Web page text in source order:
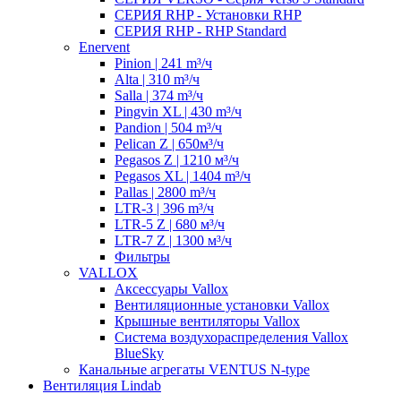
СЕРИЯ RHP - Установки RHP
СЕРИЯ RHP - RHP Standard
Enervent
Pinion | 241 m³/ч
Alta | 310 m³/ч
Salla | 374 m³/ч
Pingvin XL | 430 m³/ч
Pandion | 504 m³/ч
Pelican Z | 650м³/ч
Pegasos Z | 1210 м³/ч
Pegasos XL | 1404 m³/ч
Pallas | 2800 m³/ч
LTR-3 | 396 m³/ч
LTR-5 Z | 680 м³/ч
LTR-7 Z | 1300 м³/ч
Фильтры
VALLOX
Аксессуары Vallox
Вентиляционные установки Vallox
Крышные вентиляторы Vallox
Система воздухораспределения Vallox
BlueSky
Канальные агрегаты VENTUS N-type
Вентиляция Lindab